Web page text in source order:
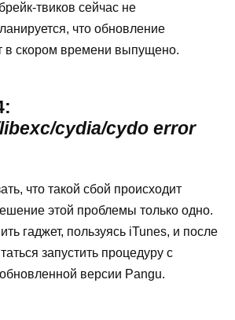
твиков сейчас не
что обновление
в скором времени выпущено.
cydia/cydo error
что такой сбой происходит
этой проблемы только одно.
гаджет, пользуясь iTunes, и после
запустить процедуру с
версии Pangu.